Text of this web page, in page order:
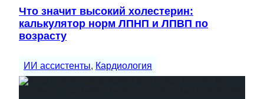
Что значит высокий холестерин:
калькулятор норм ЛПНП и ЛПВП по
возрасту
ИИ ассистенты, Кардиология